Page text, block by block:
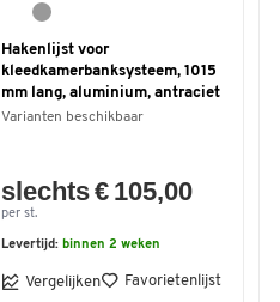
Hakenlijst voor
kleedkamerbanksysteem, 1015
mm lang, aluminium, antraciet
Varianten beschikbaar
slechts € 105,00
per st.
Levertijd: binnen 2 weken
Vergelijken Favorietenlijst